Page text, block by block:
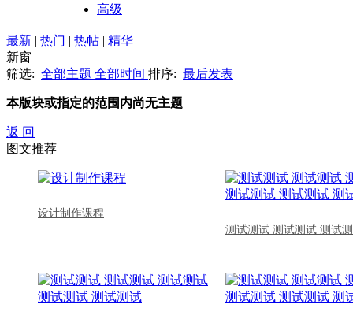
高级
最新 | 热门 | 热帖 | 精华
新窗
筛选: 全部主题 全部时间 排序: 最后发表
本版块或指定的范围内尚无主题
返 回
图文推荐
设计制作课程
测试测试 测试测试 测试